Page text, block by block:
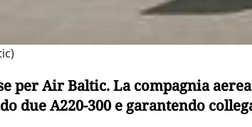
per Air Baltic. La compagnia
due A220-300 e garantendo